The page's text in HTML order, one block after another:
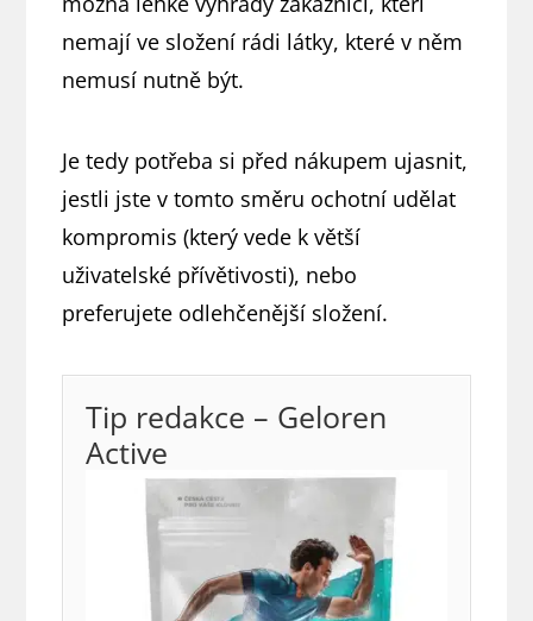
nemají ve složení rádi látky, které v něm
nemusí nutně být.
Je tedy potřeba si před nákupem ujasnit,
jestli jste v tomto směru ochotní udělat
kompromis (který vede k větší
uživatelské přívětivosti), nebo
preferujete odlehčenější složení.
Tip redakce – Geloren
Active